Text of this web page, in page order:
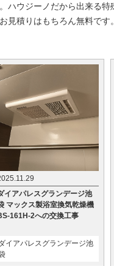
ウジーノだから出来る特
見積りはもちろん無料です。
イアパレスグランデージ池
マックス製浴室換気乾燥機
161H-2への交換工事
イアパレスグランデージ池